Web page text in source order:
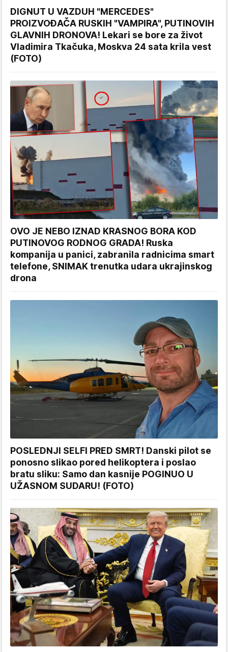
DIGNUT U VAZDUH "MERCEDES"
PROIZVOĐAČA RUSKIH "VAMPIRA", PUTINOVIH
GLAVNIH DRONOVA! Lekari se bore za život
Vladimira Tkačuka, Moskva 24 sata krila vest
(FOTO)
OVO JE NEBO IZNAD KRASNOG BORA KOD
PUTINOVOG RODNOG GRADA! Ruska
kompanija u panici, zabranila radnicima smart
telefone, SNIMAK trenutka udara ukrajinskog
drona
POSLEDNJI SELFI PRED SMRT! Danski pilot se
ponosno slikao pored helikoptera i poslao
bratu sliku: Samo dan kasnije POGINUO U
UŽASNOM SUDARU! (FOTO)